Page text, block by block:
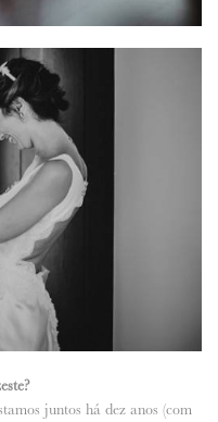
juntos há dez anos (com